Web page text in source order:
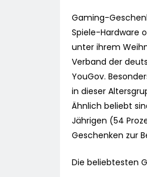
Gaming-
Spiele-Hardware
unter ihrem
Verband der
YouGov.
in dieser
Ähnlich beliebt
Jährigen (54
Geschenken zur
Die beliebtesten